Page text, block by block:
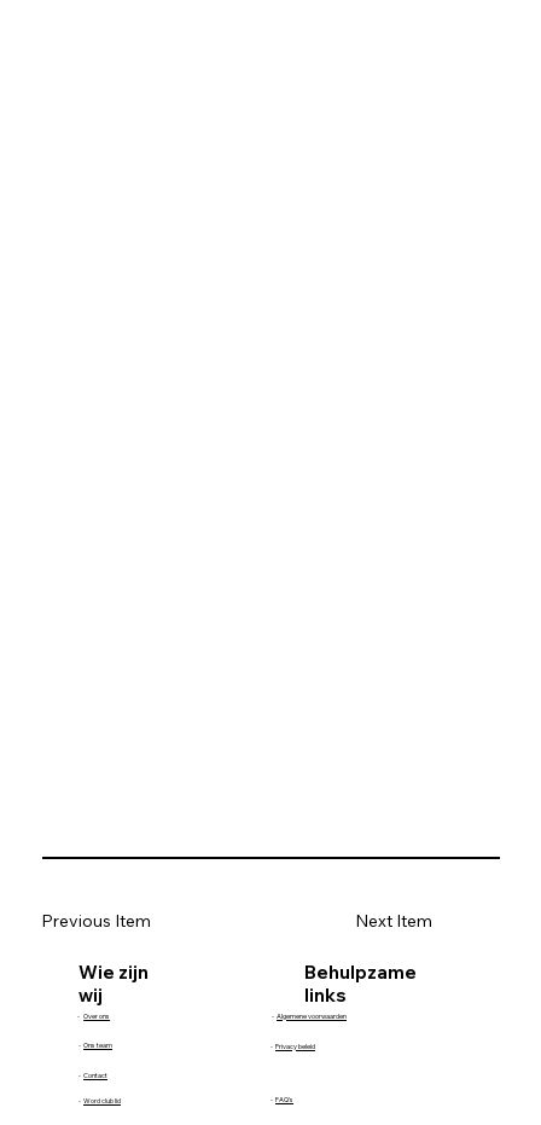
Previous Item Next Item
Wie zijn
wij
-Over ons
-Ons team
-Contact
-Word club lid
Behulpzame
links
-Algemene voorwaarden
- Privacy beleid
- FAQ's